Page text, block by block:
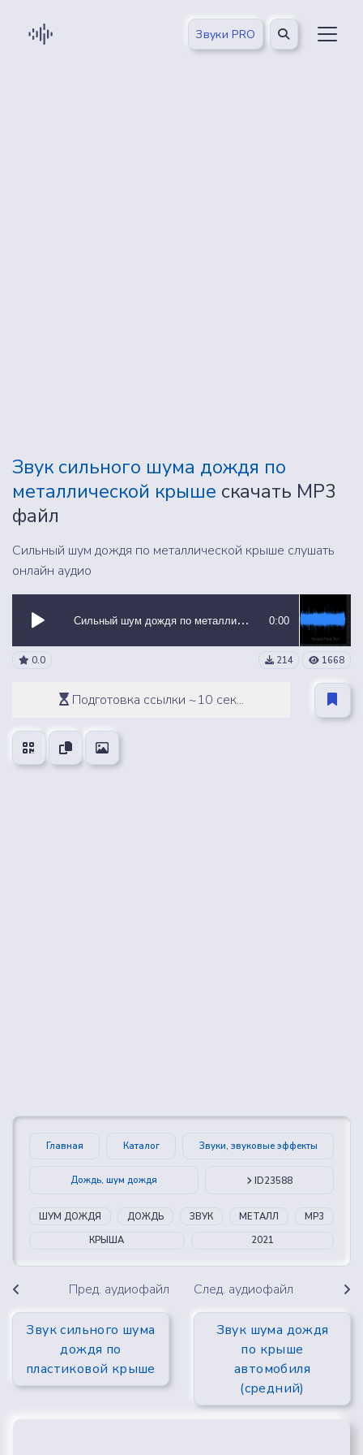
Звуки PRO
Звук сильного шума дождя по
металлической крыше скачать MP3
файл
Сильный шум дождя по металлической крыше слушать
онлайн аудио
Сильный шум дождя по металлической крыше 0:00
0.0 214 1668
Подготовка ссылки ~10 сек...
Главная Каталог Звуки, звуковые эффекты
Дождь, шум дождя ID23588
ШУМ ДОЖДЯ ДОЖДЬ ЗВУК МЕТАЛЛ
MP3
КРЫША
2021
Пред. аудиофайл
Звук сильного шума
дождя по
пластиковой крыше
След. аудиофайл
Звук шума дождя
по крыше
автомобиля
(средний)